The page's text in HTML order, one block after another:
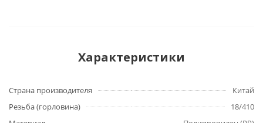
Характеристики
Страна производителя
Китай
Резьба (горловина)
18/410